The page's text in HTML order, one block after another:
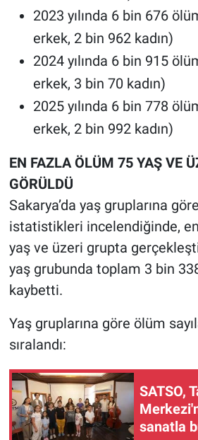
2023 yılında 6 bin 676
erkek, 2 bin 962 kadın)
2024 yılında 6 bin 915
erkek, 3 bin 70 kadın)
2025 yılında 6 bin 778
erkek, 2 bin 992 kadın)
EN FAZLA ÖLÜM 75 YAŞ VE
GÖRÜLDÜ
Sakarya’da yaş gruplarına
istatistikleri incelendiğinde,
yaş ve üzeri grupta
yaş grubunda toplam 3 bin
kaybetti.
Yaş gruplarına göre ölüm
sıralandı:
SATSO,
sanatla